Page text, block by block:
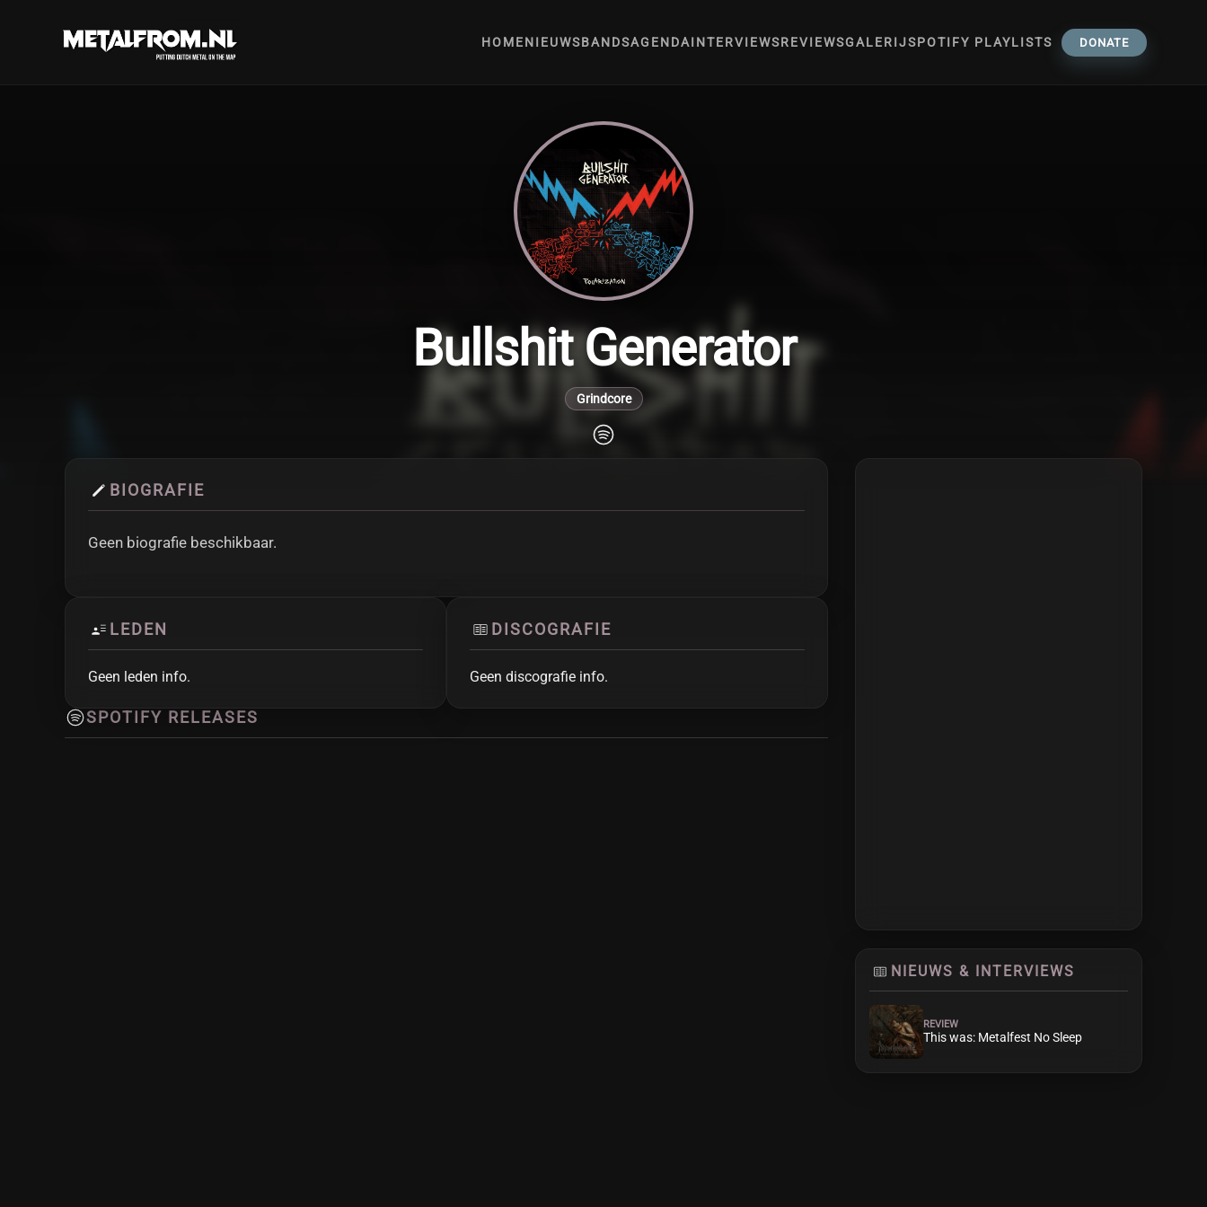
HOMENIEUWSBANDSAGENDAINTERVIEWSREVIEWSGALERIJSPOTIFY PLAYLISTS DONATE
Bullshit Generator
Grindcore
BIOGRAFIE
Geen biografie beschikbaar.
LEDEN
Geen leden info.
DISCOGRAFIE
Geen discografie info.
SPOTIFY RELEASES
NIEUWS & INTERVIEWS
REVIEW
This was: Metalfest No Sleep